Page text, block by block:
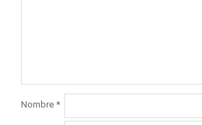
Nombre *